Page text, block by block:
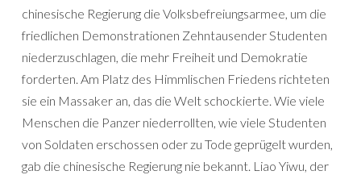
chinesische Regierung die Volksbefreiungsarmee, um die
friedlichen Demonstrationen Zehntausender Studenten
niederzuschlagen, die mehr Freiheit und Demokratie
forderten. Am Platz des Himmlischen Friedens richteten
sie ein Massaker an, das die Welt schockierte. Wie viele
Menschen die Panzer niederrollten, wie viele Studenten
von Soldaten erschossen oder zu Tode geprügelt wurden,
gab die chinesische Regierung nie bekannt. Liao Yiwu, der